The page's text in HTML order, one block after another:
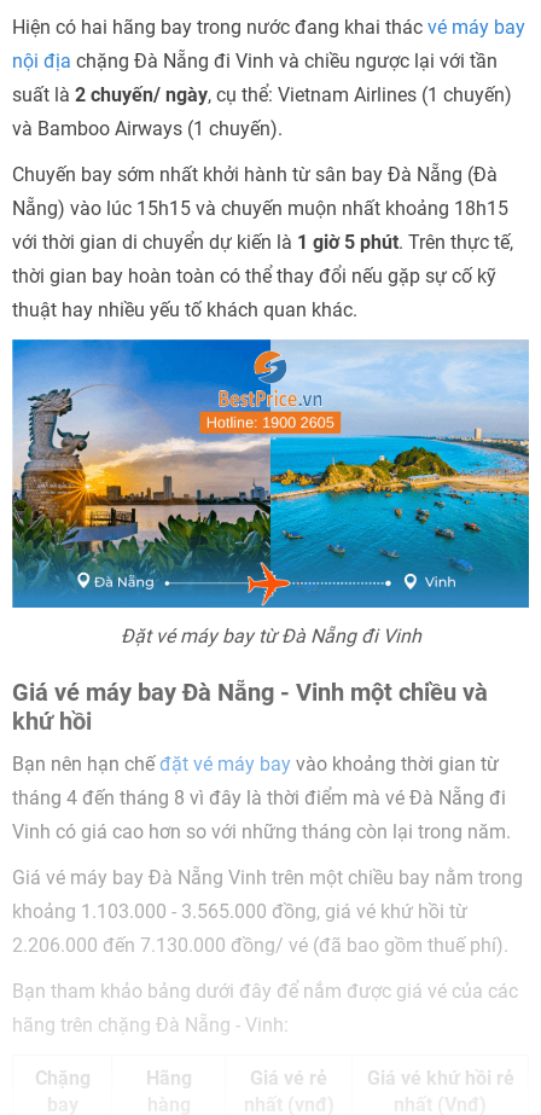
Hiện có hai hãng bay trong nước đang khai thác vé máy bay
nội địa chặng Đà Nẵng đi Vinh và chiều ngược lại với tần
suất là 2 chuyến/ ngày, cụ thể: Vietnam Airlines (1 chuyến)
và Bamboo Airways (1 chuyến).
Chuyến bay sớm nhất khởi hành từ sân bay Đà Nẵng (Đà
Nẵng) vào lúc 15h15 và chuyến muộn nhất khoảng 18h15
với thời gian di chuyển dự kiến là 1 giờ 5 phút. Trên thực tế,
thời gian bay hoàn toàn có thể thay đổi nếu gặp sự cố kỹ
thuật hay nhiều yếu tố khách quan khác.
Đặt vé máy bay từ Đà Nẵng đi Vinh
Giá vé máy bay Đà Nẵng - Vinh một chiều và
khứ hồi
Bạn nên hạn chếđặt vé máy bay vào khoảng thời gian từ
tháng 4 đến tháng 8 vì đây là thời điểm mà vé Đà Nẵng đi
Vinh có giá cao hơn so với những tháng còn lại trong năm.
Giá vé máy bay Đà Nẵng Vinh trên một chiều bay nằm trong
khoảng 1.103.000 - 3.565.000 đồng, giá vé khứ hồi từ
2.206.000 đến 7.130.000 đồng/ vé (đã bao gồm thuế phí).
Bạn tham khảo bảng dưới đây để nắm được giá vé của các
hãng trên chặng Đà Nẵng - Vinh:
Chặng
Hãng
Giá vé rẻ
Giá vé khứ hồi rẻ